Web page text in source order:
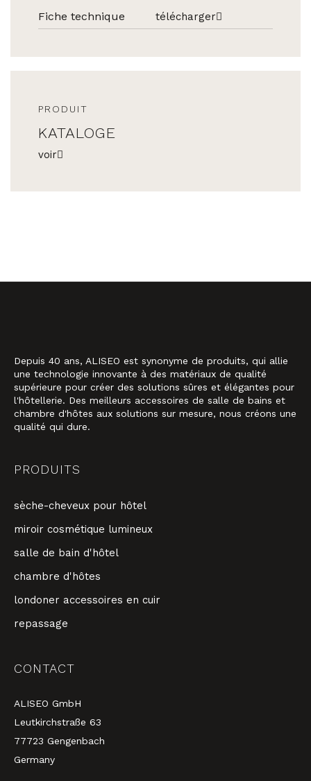
Fiche technique télécharger
PRODUIT
KATALOGE
voir
Depuis 40 ans, ALISEO est synonyme de produits, qui allie
une technologie innovante à des matériaux de qualité
supérieure pour créer des solutions sûres et élégantes pour
l'hôtellerie. Des meilleurs accessoires de salle de bains et
chambre d'hôtes aux solutions sur mesure, nous créons une
qualité qui dure.
PRODUITS
sèche-cheveux pour hôtel
miroir cosmétique lumineux
salle de bain d'hôtel
chambre d'hôtes
londoner accessoires en cuir
repassage
CONTACT
ALISEO GmbH
Leutkirchstraße 63
77723 Gengenbach
Germany